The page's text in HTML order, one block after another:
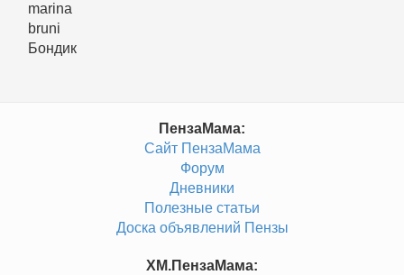
marina
bruni
Бондик
ПензаМама:
Сайт ПензаМама
Форум
Дневники
Полезные статьи
Доска объявлений Пензы
ХМ.ПензаМама: